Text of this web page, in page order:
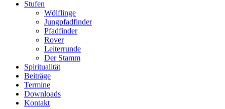
Stufen
Wölflinge
Jungpfadfinder
Pfadfinder
Rover
Leiterrunde
Der Stamm
Spiritualität
Beiträge
Termine
Downloads
Kontakt